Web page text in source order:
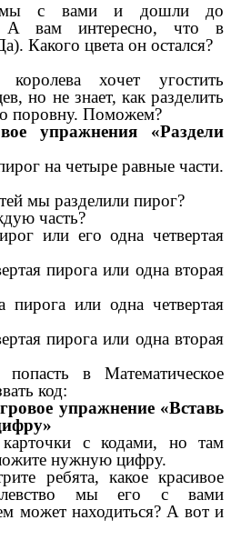
с вами и дошли до
А вам интересно, что в
Какого цвета он остался?
хочет угостить
но не знает, как разделить
поровну. Поможем?
упражнения «Раздели
на четыре равные части.
мы разделили пирог?
часть?
или его одна четвертая
пирога или одна вторая
или одна четвертая
пирога или одна вторая
в Математическое
код:
упражнение «Вставь
с кодами, но там
нужную цифру.
ребята, какое красивое
мы его с вами
может находиться? А вот и